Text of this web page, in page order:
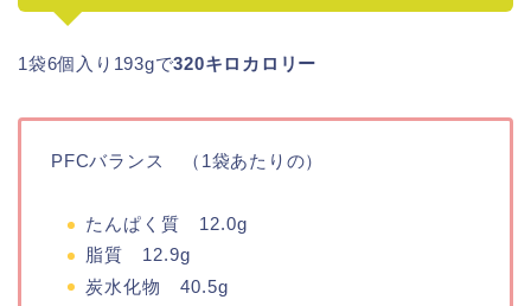
1袋6個入り193gで320キロカロリー
PFCバランス （1袋あたりの）
たんぱく質 12.0g
脂質 12.9g
炭水化物 40.5g